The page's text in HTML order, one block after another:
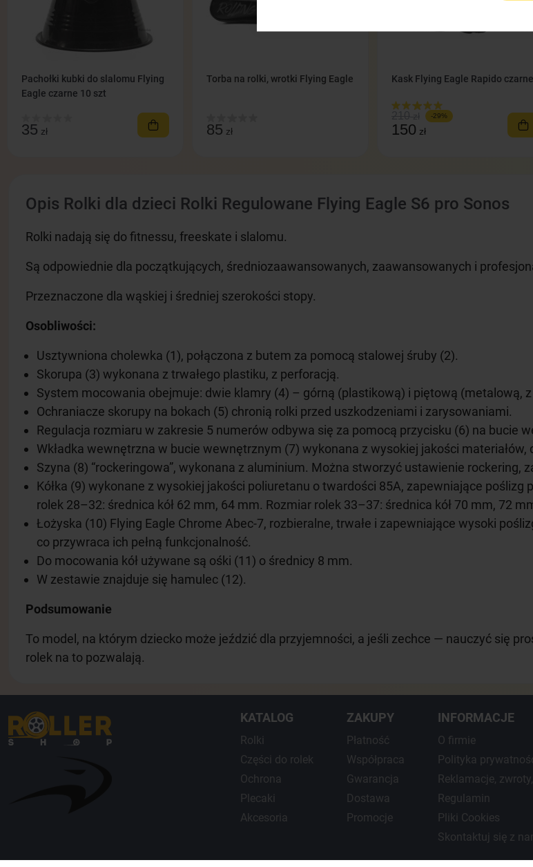
Pachołki kubki do slalomu Flying
Eagle czarne 10 szt
35 zł
Torba na rolki, wrotki Flying Eagle
85 zł
Kask Flying Eagle Rapido czarne
-29%
150 zł
Opis Rolki dla dzieci Rolki Regulowane Flying Eagle S6 pro Sonos
Rolki nadają się do fitnessu, freeskate i slalomu.
Są odpowiednie dla początkujących, średniozaawansowanych, zaawansowanych i
Przeznaczone dla wąskiej i średniej szerokości stopy.
Osobliwości:
Usztywniona cholewka (1), połączona z butem za pomocą stalowej śruby (2).
Skorupa (3) wykonana z trwałego plastiku, z perforacją.
System mocowania obejmuje: dwie klamry (4) – górną (plastikową) i piętową (metalową,
Ochraniacze skorupy na bokach (5) chronią rolki przed uszkodzeniami i zarysowaniami.
Regulacja rozmiaru w zakresie 5 numerów odbywa się za pomocą przycisku (6) na bucie
Wkładka wewnętrzna w bucie wewnętrznym (7) wykonana z wysokiej jakości
Szyna (8) “rockeringowa”, wykonana z aluminium. Można stworzyć ustawienie rockering,
Kółka (9) wykonane z wysokiej jakości poliuretanu o twardości 85A, zapewniające
rolek 28–32: średnica kół 62 mm, 64 mm. Rozmiar rolek 33–37: średnica kół 70 mm, 72
Łożyska (10) Flying Eagle Chrome Abec-7, rozbieralne, trwałe i zapewniające wysoki
co przywraca ich pełną funkcjonalność.
Do mocowania kół używane są ośki (11) o średnicy 8 mm.
W zestawie znajduje się hamulec (12).
Podsumowanie
To model, na którym dziecko może jeździć dla przyjemności, a jeśli zechce — nauczyć się
rolek na to pozwalają.
KATALOG
Rolki
Сzęści do rolek
Ochrona
Plecaki
Akcesoria
ZAKUPY
Płatność
Współpraca
Gwarancja
Dostawa
Promocje
INFORMACJE
O firmie
Polityka
Reklamacje,
Regulamin
Pliki Cookies
Skontaktuj się z